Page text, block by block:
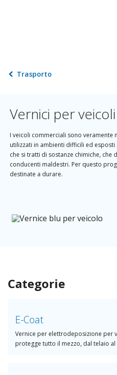
Trasporto
Vernici per
I veicoli commerciali sono veramente
utilizzati in ambienti difficili ed
che si tratti di sostanze chimiche, che
conducenti maldestri. Per questo
destinate a durare.
salvaguardare il vostro marchio e
Categorie
E-Coat
Vernice per elettrodeposizione per
protegge tutto il mezzo, dal telaio